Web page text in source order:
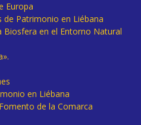
Europa
de Patrimonio en Liébana
Biosfera en el Entorno Natural
en Liébana
de la Comarca